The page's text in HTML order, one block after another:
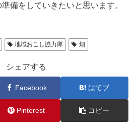
備をしていきたいと思います。
地域おこし協力隊 畑
シェアする
Facebook はてブ
Pinterest コピー